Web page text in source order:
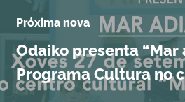
Próxima nova
Odaiko presenta “Mar
Programa Cultura no